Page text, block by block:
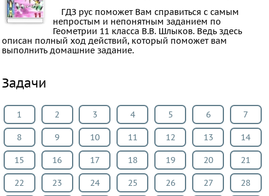
ПРЕДМЕТЫ
предметы
Английский
Русский
язык
Алгебра
Геометрия
Физика
ГДЗ рус поможет Вам справиться с самым
непростым и непонятным заданием по
Геометрии 11 класса В.В. Шлыков. Ведь здесь
описан полный ход действий, который поможет вам
выполнить домашние задание.
Задачи
1 2 3 4 5 6 7
8 9 10 11 12 13 14
15 16 17 18 19 20 21
22 23 24 25 26 27 28